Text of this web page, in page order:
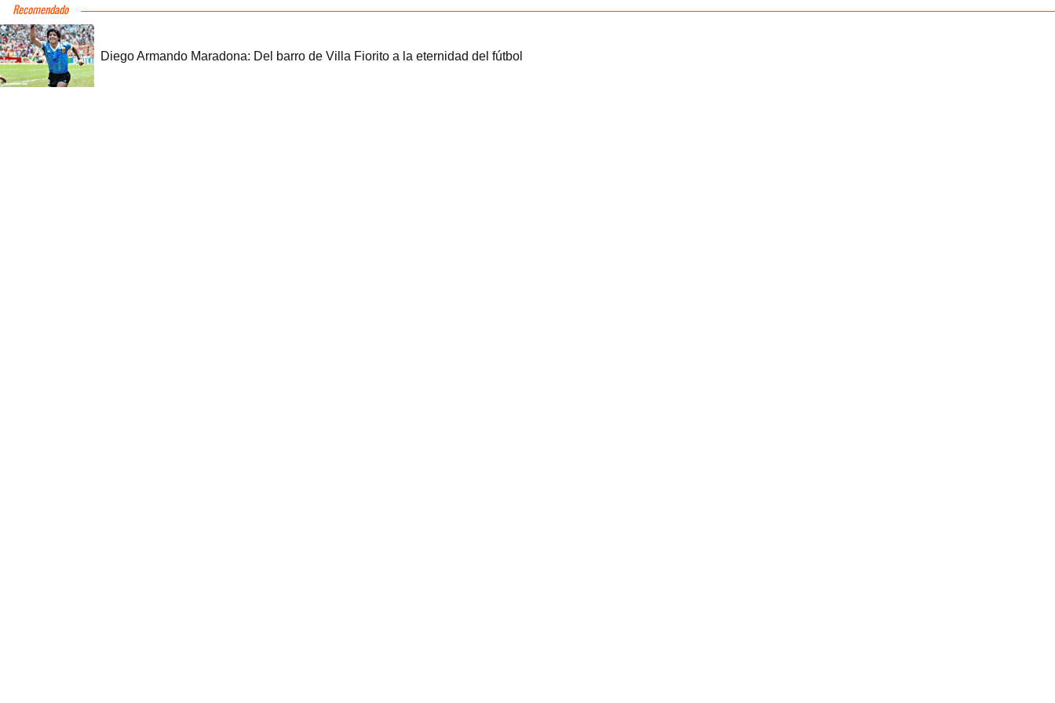
Recomendado
Diego Armando Maradona: Del barro de Villa Fiorito a la eternidad del fútbol